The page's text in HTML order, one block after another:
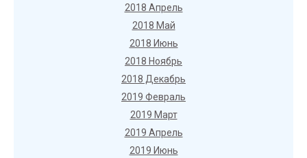
2018 Апрель
2018 Май
2018 Июнь
2018 Ноябрь
2018 Декабрь
2019 Февраль
2019 Март
2019 Апрель
2019 Июнь